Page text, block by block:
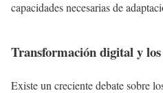
capacidades necesarias de
Transformación digital y los
Existe un creciente debate sobre